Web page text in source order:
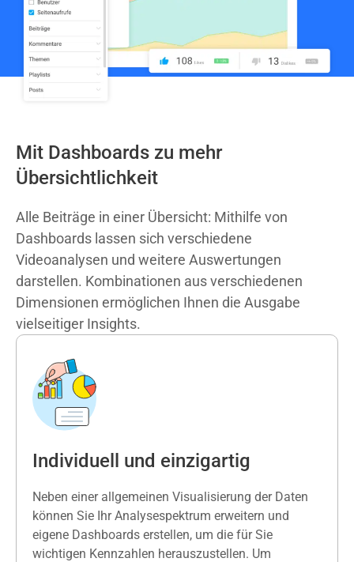
Mit Dashboards zu mehr
Übersichtlichkeit
Alle Beiträge in einer Übersicht: Mithilfe von
Dashboards lassen sich verschiedene
Videoanalysen und weitere Auswertungen
darstellen. Kombinationen aus verschiedenen
Dimensionen ermöglichen Ihnen die Ausgabe
vielseitiger Insights.
Individuell und einzigartig
Neben einer allgemeinen Visualisierung der Daten
können Sie Ihr Analysespektrum erweitern und
eigene Dashboards erstellen, um die für Sie
wichtigen Kennzahlen herauszustellen. Um